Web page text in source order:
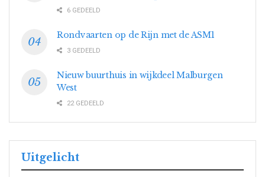
6 GEDEELD
Rondvaarten op de Rijn met de ASM1
3 GEDEELD
Nieuw buurthuis in wijkdeel Malburgen
West
22 GEDEELD
Uitgelicht